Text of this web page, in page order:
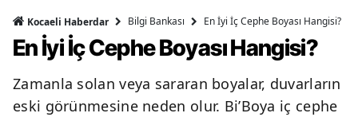
Kocaeli Haberdar Bilgi Bankası En İyi İç Cephe Boyası Hangisi?
En İyi İç Cephe Boyası Hangisi?
Zamanla solan veya sararan boyalar, duvarların
eski görünmesine neden olur. Bi’Boya iç cephe